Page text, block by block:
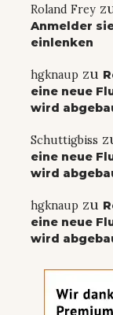
Roland Frey
Anmelder
einlenken
hgknaup zu
eine neue
wird
Schuttigbiss
eine neue
wird
hgknaup zu
eine neue
wird